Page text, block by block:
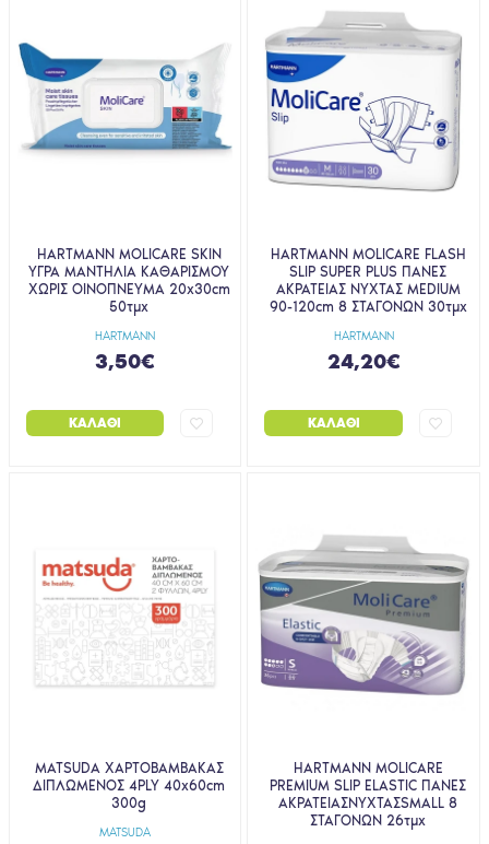
HARTMANN
HARTMANN MOLICARE SKIN
ΥΓΡΑ ΜΑΝΤΗΛΙΑ ΚΑΘΑΡΙΣΜΟΥ
ΧΩΡΙΣ ΟΙΝΟΠΝΕΥΜΑ 20χ30cm
50τμχ
3,50€
ΚΑΛΆΘΙ
HARTMANN
HARTMANN MOLICARE FLASH
SLIP SUPER PLUS ΠΑΝΕΣ
ΑΚΡΑΤΕΙΑΣ ΝΥΧΤΑΣ MEDIUM
90-120cm 8 ΣΤΑΓΟΝΩΝ 30τμχ
24,20€
ΚΑΛΆΘΙ
MATSUDA
MATSUDA ΧΑΡΤΟΒΑΜΒΑΚΑΣ
ΔΙΠΛΩΜΕΝΟΣ 4PLY 40x60cm
300g
HARTMANN MOLICARE
PREMIUM SLIP ELASTIC ΠΑΝΕΣ
ΑΚΡΑΤΕΙΑΣΝΥΧΤΑΣSMALL 8
ΣΤΑΓΟΝΩΝ 26τμχ